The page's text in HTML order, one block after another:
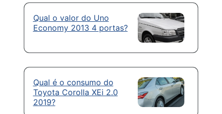
Qual o valor do Uno
Economy 2013 4 portas?
Qual é o consumo do
Toyota Corolla XEi 2.0
2019?